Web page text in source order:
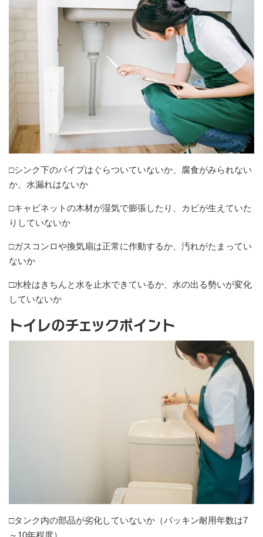
□シンク下のパイプはぐらついていないか、腐食がみられない
か、水漏れはないか
□キャビネットの木材が湿気で膨張したり、カビが生えていた
りしていないか
□ガスコンロや換気扇は正常に作動するか、汚れがたまってい
ないか
□水栓はきちんと水を止水できているか、水の出る勢いが変化
していないか
トイレのチェックポイント
□タンク内の部品が劣化していないか（パッキン耐用年数は7